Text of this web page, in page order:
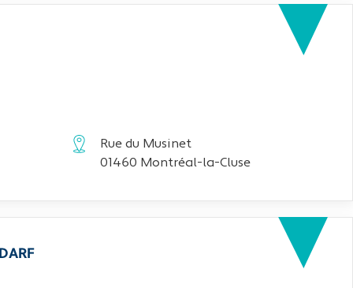
Rue du Musinet
01460 Montréal-la-Cluse